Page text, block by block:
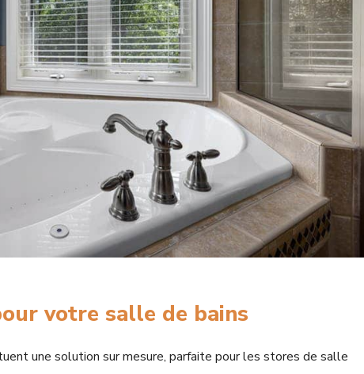
votre salle de bains
une solution sur mesure, parfaite pour les stores de salle